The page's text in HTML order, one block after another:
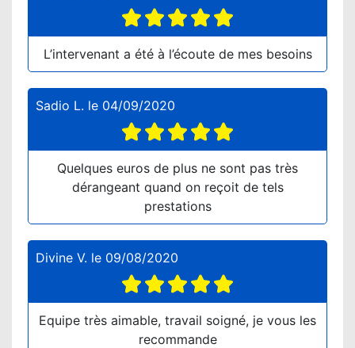
L’intervenant a été à l’écoute de mes besoins
Sadio L. le 04/09/2020
Quelques euros de plus ne sont pas très
dérangeant quand on reçoit de tels
prestations
Divine V. le 09/08/2020
Equipe très aimable, travail soigné, je vous les
recommande